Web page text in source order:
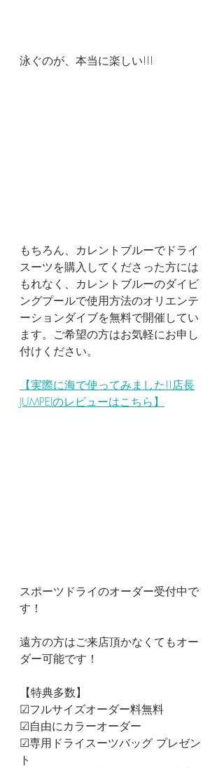
泳ぐのが、本当に楽しい!!!
もちろん、カレントブルーでドライ
スーツを購入してくださった方には
もれなく、カレントブルーのダイビ
ングプールで使用方法のオリエンテ
ーションダイブを無料で開催してい
ます。ご希望の方はお気軽にお申し
付けください。
【実際に海で使ってみました!!店長
JUMPEIのレビューはこちら】
スポーツドライのオーダー受付中で
す！
遠方の方はご来店頂かなくてもオー
ダー可能です！
【特典多数】
☑フルサイズオーダー料無料
☑自由にカラーオーダー
☑専用ドライスーツバッグ プレゼン
ト